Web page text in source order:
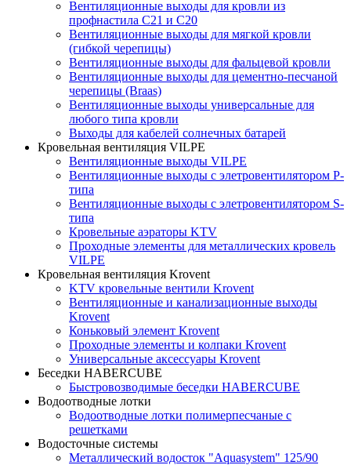
Вентиляционные выходы для кровли из
профнастила C21 и С20
Вентиляционные выходы для мягкой кровли
(гибкой черепицы)
Вентиляционные выходы для фальцевой кровли
Вентиляционные выходы для цементно-песчаной
черепицы (Braas)
Вентиляционные выходы универсальные для
любого типа кровли
Выходы для кабелей солнечных батарей
Кровельная вентиляция VILPE
Вентиляционные выходы VILPE
Вентиляционные выходы с элетровентилятором P-
типа
Вентиляционные выходы с элетровентилятором S-
типа
Кровельные аэраторы KTV
Проходные элементы для металлических кровель
VILPE
Кровельная вентиляция Krovent
KTV кровельные вентили Krovent
Вентиляционные и канализационные выходы
Krovent
Коньковый элемент Krovent
Проходные элементы и колпаки Krovent
Универсальные аксессуары Krovent
Беседки HABERCUBE
Быстровозводимые беседки HABERCUBE
Водоотводные лотки
Водоотводные лотки полимерпесчаные с
решетками
Водосточные системы
Металлический водосток "Aquasystem" 125/90